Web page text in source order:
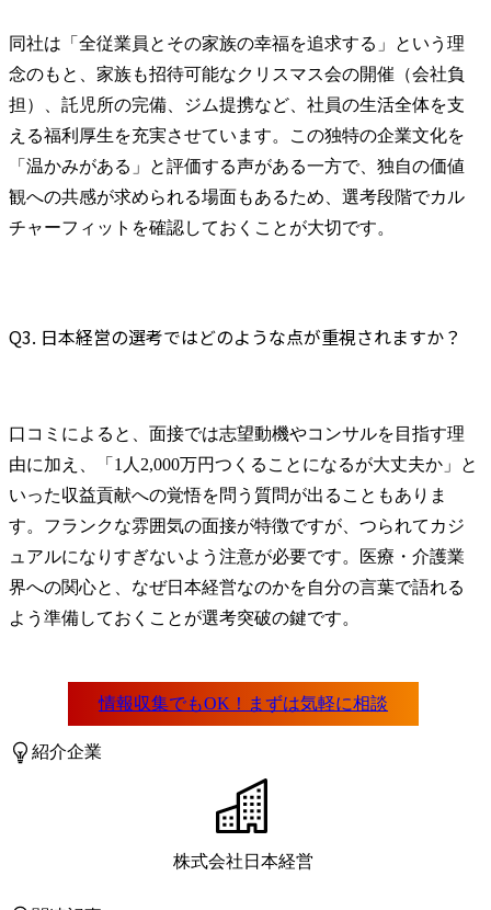
同社は「全従業員とその家族の幸福を追求する」という理
念のもと、家族も招待可能なクリスマス会の開催（会社負
担）、託児所の完備、ジム提携など、社員の生活全体を支
える福利厚生を充実させています。この独特の企業文化を
「温かみがある」と評価する声がある一方で、独自の価値
観への共感が求められる場面もあるため、選考段階でカル
チャーフィットを確認しておくことが大切です。
Q3. 日本経営の選考ではどのような点が重視されますか？
口コミによると、面接では志望動機やコンサルを目指す理
由に加え、「1人2,000万円つくることになるが大丈夫か」と
いった収益貢献への覚悟を問う質問が出ることもありま
す。フランクな雰囲気の面接が特徴ですが、つられてカジ
ュアルになりすぎないよう注意が必要です。医療・介護業
界への関心と、なぜ日本経営なのかを自分の言葉で語れる
よう準備しておくことが選考突破の鍵です。
紹介企業
株式会社日本経営